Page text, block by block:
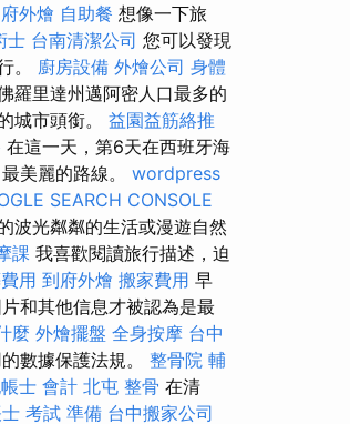
外燴 自助餐 想像一下旅
士 台南清潔公司 您可以發現
。 廚房設備 外燴公司 身體
羅里達州邁阿密人口最多的
城市頭銜。 益園益筋絡推
在這一天，第6天在西班牙海
美麗的路線。 wordpress
SEARCH CONSOLE
波光粼粼的生活或漫遊自然
課 我喜歡閱讀旅行描述，迫
用 到府外燴 搬家費用 早
和其他信息才被認為是最
麼 外燴擺盤 全身按摩 台中
數據保護法規。 整骨院 輔
士 會計 北屯 整骨 在清
考試 準備 台中搬家公司